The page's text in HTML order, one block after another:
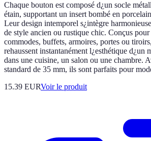
Chaque bouton est composé d¿un socle
étain, supportant un insert bombé en
Leur design intemporel s¿intègre
de style ancien ou rustique chic. Conçus pour
commodes, buffets, armoires, portes ou
rehaussent instantanément l¿esthétique d¿un
dans une cuisine, un salon ou une chambre.
standard de 35 mm, ils sont parfaits pour
15.39 EURVoir le produit